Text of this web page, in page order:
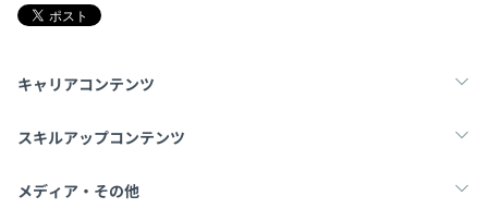
キャリアコンテンツ
転職・キャリア
スキルアップコンテンツ
学習
メディア・その他